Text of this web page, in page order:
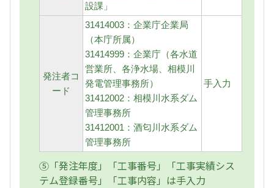
設課」
発注者コ
ード
31414003：企業庁企業局
（本庁所属）
31414999：企業庁（各水道
営業所、各浄水場、相模川
発電管理事務所）
31412002：相模川水系ダム
管理事務所
31412001：酒匂川水系ダム
管理事務所
手入力
⑤「発注年度」「工事番号」「工事実績シス
テム登録番号」「工事内容」は手入力